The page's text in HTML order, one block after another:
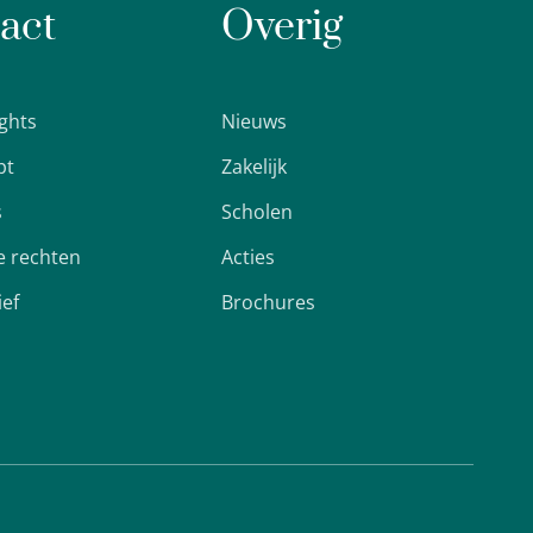
rechten
Overig
Nieuws
Zakelijk
Scholen
Acties
Brochures